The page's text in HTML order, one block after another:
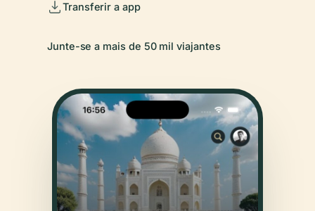
Transferir a app
Junte-se a mais de 50 mil viajantes